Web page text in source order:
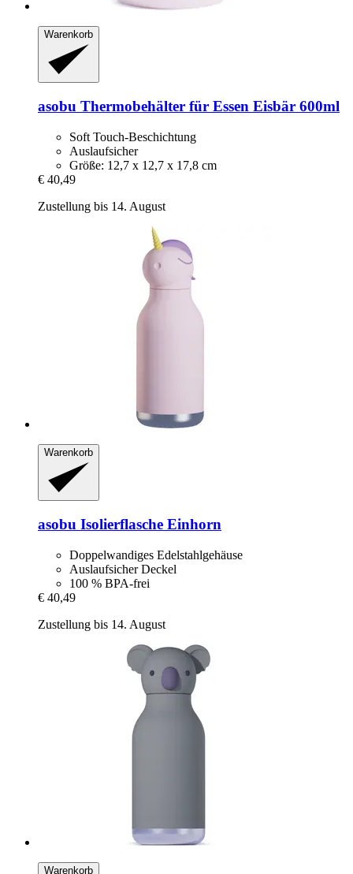
Warenkorb
asobu Thermobehälter für Essen Eisbär 600ml
Soft Touch-Beschichtung
Auslaufsicher
Größe: 12,7 x 12,7 x 17,8 cm
€ 40,49
Zustellung bis 14. August
Warenkorb
asobu Isolierflasche Einhorn
Doppelwandiges Edelstahlgehäuse
Auslaufsicher Deckel
100 % BPA-frei
€ 40,49
Zustellung bis 14. August
Warenkorb